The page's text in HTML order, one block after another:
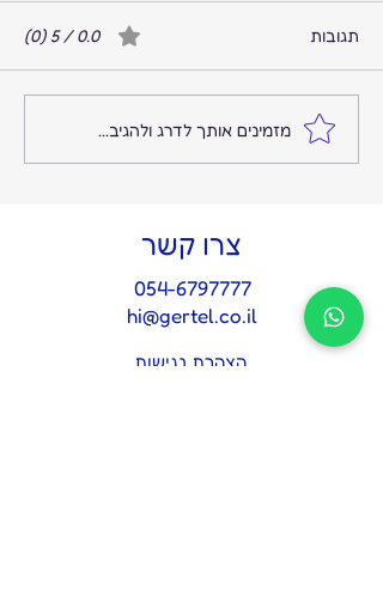
המקום שבו הרעש נגמר
והשקט מתחיל: על החשיבות
תגובות 0.0 / 5 ‏(0)
מזמינים אותך לדרג ולהגיב...
צרו קשר
054-6797777
hi@gertel.co.il
הצהרת נגישות